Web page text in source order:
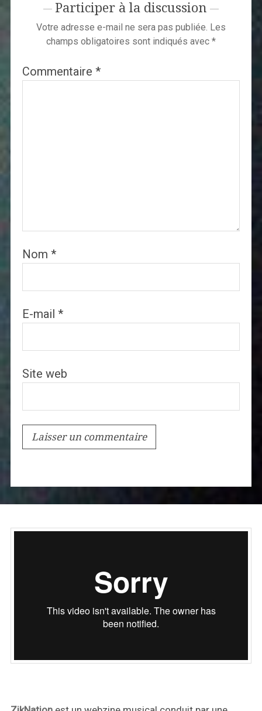
Participer à la discussion
Votre adresse e-mail ne sera pas publiée. Les
champs obligatoires sont indiqués avec *
Commentaire *
Nom *
E-mail *
Site web